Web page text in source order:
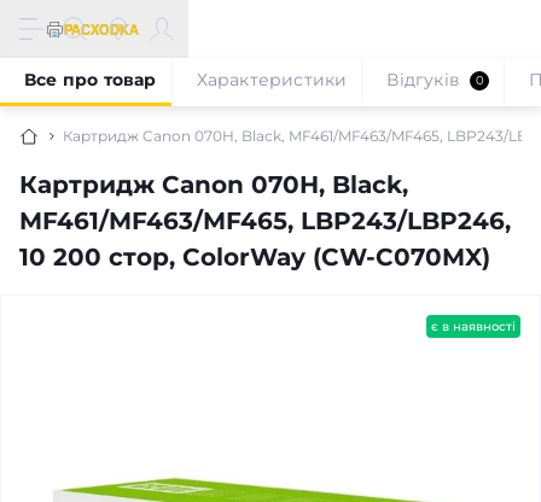
Картридж Canon 070H, Black, MF461/MF463/MF465, LBP243/
Картридж Canon 070H, Black,
MF461/MF463/MF465, LBP243/LBP246,
10 200 стор, ColorWay (CW-C070MX)
Все про товар Характеристики Відгуків 0
є в наявності